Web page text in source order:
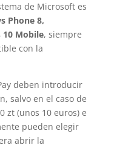
de Microsoft es
Phone 8,
10 Mobile, siempre
con la
deben introducir
salvo en el caso de
zt (unos 10 euros) e
pueden elegir
abrir la